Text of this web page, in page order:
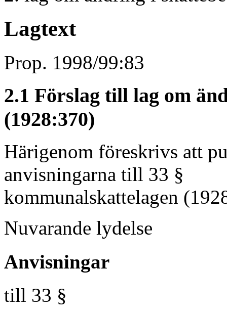
Lagtext
Prop. 1998/99:83
2.1 Förslag till lag om
(1928:370)
Härigenom föreskrivs att
anvisningarna till 33 §
kommunalskattelagen
Nuvarande lydelse
Anvisningar
till 33 §